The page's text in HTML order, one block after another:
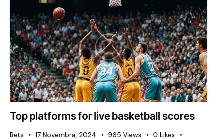
Top platforms for live basketball scores
Bets 17 Novembra, 2024 965 Views 0 Likes